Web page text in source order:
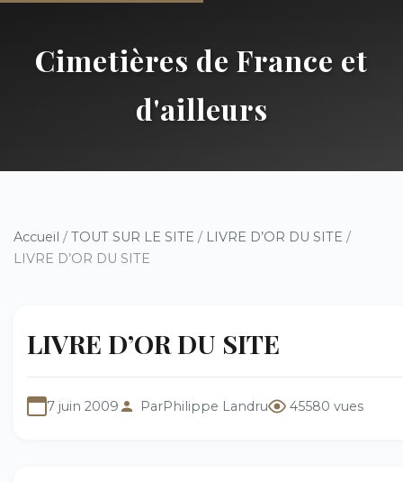
Cimetières de France et
d'ailleurs
Accueil / TOUT SUR LE SITE / LIVRE D’OR DU SITE /
LIVRE D’OR DU SITE
LIVRE D’OR DU SITE
7 juin 2009 ParPhilippe Landru 45580 vues